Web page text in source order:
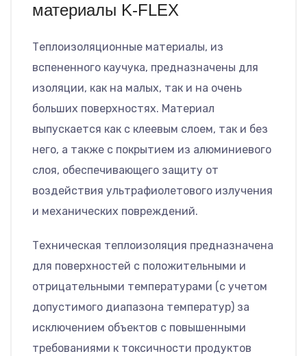
материалы K-FLEX
Теплоизоляционные материалы, из
вспененного каучука, предназначены для
изоляции, как на малых, так и на очень
больших поверхностях. Материал
выпускается как с клеевым слоем, так и без
него, а также с покрытием из алюминиевого
слоя, обеспечивающего защиту от
воздействия ультрафиолетового излучения
и механических повреждений.
Техническая теплоизоляция предназначена
для поверхностей с положительными и
отрицательными температурами (с учетом
допустимого диапазона температур) за
исключением объектов с повышенными
требованиями к токсичности продуктов